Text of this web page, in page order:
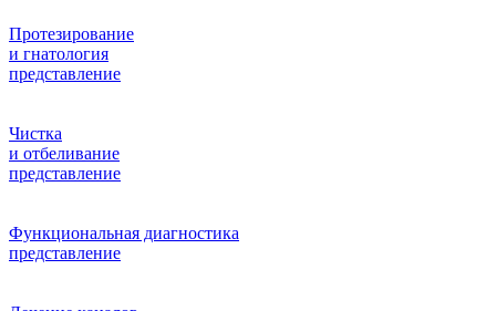
Протезирование
и гнатология
представление
Чистка
и отбеливание
представление
Функциональная диагностика
представление